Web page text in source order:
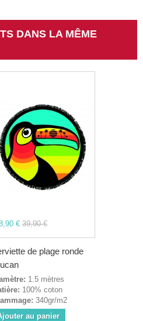
DANS LA MÊME
€ 39,90 €
de plage ronde
1.5 mètres
100% coton
340gr/m2
au panier